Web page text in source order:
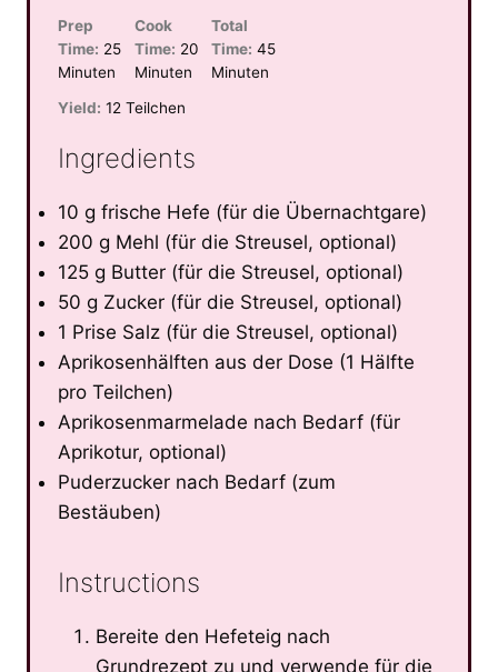
Prep
Time: 25
Minuten
Cook
Time: 20
Minuten
Total
Time: 45
Minuten
Yield: 12 Teilchen
Ingredients
10 g frische Hefe (für die Übernachtgare)
200 g Mehl (für die Streusel, optional)
125 g Butter (für die Streusel, optional)
50 g Zucker (für die Streusel, optional)
1 Prise Salz (für die Streusel, optional)
Aprikosenhälften aus der Dose (1 Hälfte
pro Teilchen)
Aprikosenmarmelade nach Bedarf (für
Aprikotur, optional)
Puderzucker nach Bedarf (zum
Bestäuben)
Instructions
Bereite den Hefeteig nach
Grundrezept zu und verwende für die